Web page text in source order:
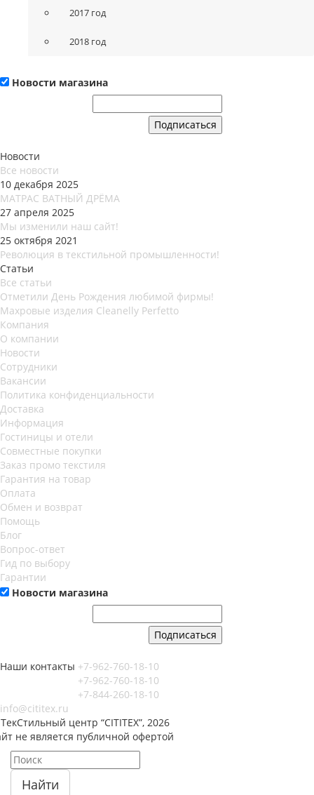
2017 год
2018 год
Новости магазина
Новости
Все новости
10 декабря 2025
МАТРАС ВАТНЫЙ ДРЁМА
27 апреля 2025
Мы изменили наш сайт!
25 октября 2021
Революция в текстильной промышленности!
Статьи
Все статьи
Отметили День Рождения любимой фирмы!
Махровые изделия Cleanelly Perfetto
Компания
О компании
Новости
Сотрудники
Вакансии
Политика конфиденциальности
Доставка
Информация
Гостиницы и отели
Совместные покупки
Заказ промо текстиля
Гарантия на товар
Оплата
Обмен и возврат
Помощь
Блог
Вопрос-ответ
Гид по выбору
Гарантии
Новости магазина
Наши контакты +7-962-760-18-10
+7-962-760-18-10
+7-844-260-18-10
info@cititex.ru
центр “CITITEX”, 2026
не является публичной офертой
Найти